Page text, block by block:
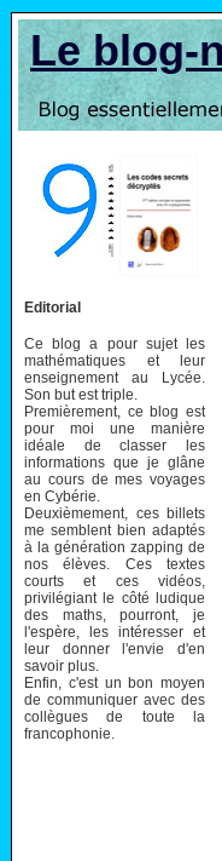
Le blog-
Editorial
Ce blog a pour sujet les
mathématiques et leur
enseignement au Lycée.
Son but est triple.
Premièrement, ce blog est
pour moi une manière
idéale de classer les
informations que je glâne
au cours de mes voyages
en Cybérie.
Deuxièmement, ces billets
me semblent bien adaptés
à la génération zapping de
nos élèves. Ces textes
courts et ces vidéos,
privilégiant le côté ludique
des maths, pourront, je
l'espère, les intéresser et
leur donner l'envie d'en
savoir plus.
Enfin, c'est un bon moyen
de communiquer avec des
collègues de toute la
francophonie.